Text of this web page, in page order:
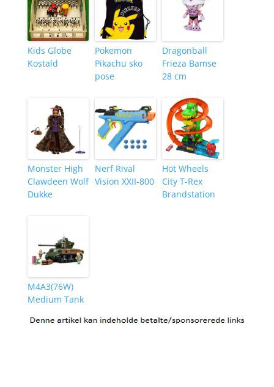
Kids Globe
Kostald
Pokemon
Pikachu sko
pose
Dragonball
Frieza Bamse
28 cm
Monster High
Clawdeen Wolf
Dukke
Nerf Rival
Vision XXII-800
Hot Wheels
City T-Rex
Brandstation
M4A3(76W)
Medium Tank